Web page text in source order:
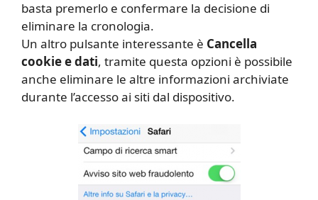
basta premerlo e confermare la decisione di
eliminare la cronologia.
Un altro pulsante interessante è Cancella
cookie e dati, tramite questa opzioni è possibile
anche eliminare le altre informazioni archiviate
durante l’accesso ai siti dal dispositivo.